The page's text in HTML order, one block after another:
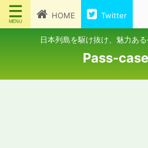
HOME Twitter
日本列島を駆け抜け、魅力あ
Pass-